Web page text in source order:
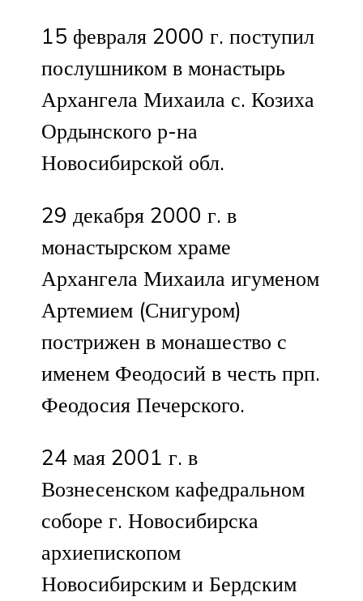
15 февраля 2000 г. поступил
послушником в монастырь
Архангела Михаила с. Козиха
Ордынского р-на
Новосибирской обл.
29 декабря 2000 г. в
монастырском храме
Архангела Михаила игуменом
Артемием (Снигуром)
пострижен в монашество с
именем Феодосий в честь прп.
Феодосия Печерского.
24 мая 2001 г. в
Вознесенском кафедральном
соборе г. Новосибирска
архиепископом
Новосибирским и Бердским